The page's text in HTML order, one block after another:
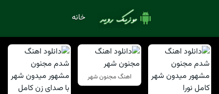
خانه
اهنگ مجنون شهر